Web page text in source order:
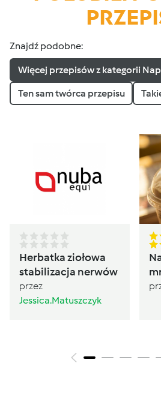
Znajdź podobne:
Więcej przepisów z kategorii
Ten sam twórca przepisu
Herbatka ziołowa
stabilizacja nerwów
przez
Jessica.Matuszczyk